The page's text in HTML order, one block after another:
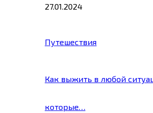
27.01.2024
Путешествия
Как выжить в любой
которые…